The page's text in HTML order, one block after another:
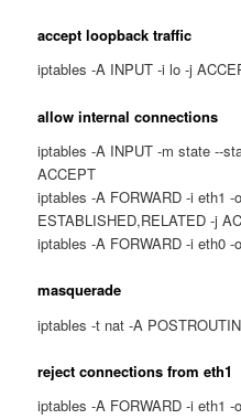
accept loopback traffic
iptables -A INPUT -i lo -j
allow internal connections
iptables -A INPUT -m state --
ACCEPT
iptables -A FORWARD -i eth1
ESTABLISHED,RELATED -j
iptables -A FORWARD -i eth0
masquerade
iptables -t nat -A
reject connections from eth1
iptables -A FORWARD -i eth1